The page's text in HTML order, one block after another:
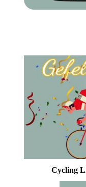
Cycling